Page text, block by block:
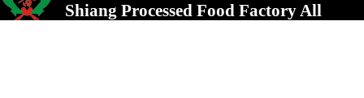
Shiang Processed Food Factory All